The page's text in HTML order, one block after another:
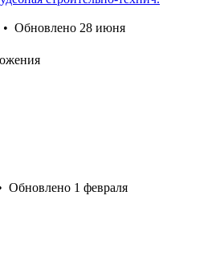
• Обновлено 28 июня
Обновлено 1 февраля